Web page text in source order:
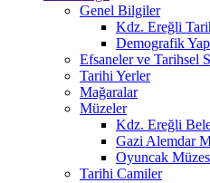
Genel Bilgiler
Kdz. Ereğli
Demografik
Efsaneler ve Tarihsel
Tarihi Yerler
Mağaralar
Müzeler
Kdz. Ereğli
Gazi Alemdar
Oyuncak
Tarihi Camiler